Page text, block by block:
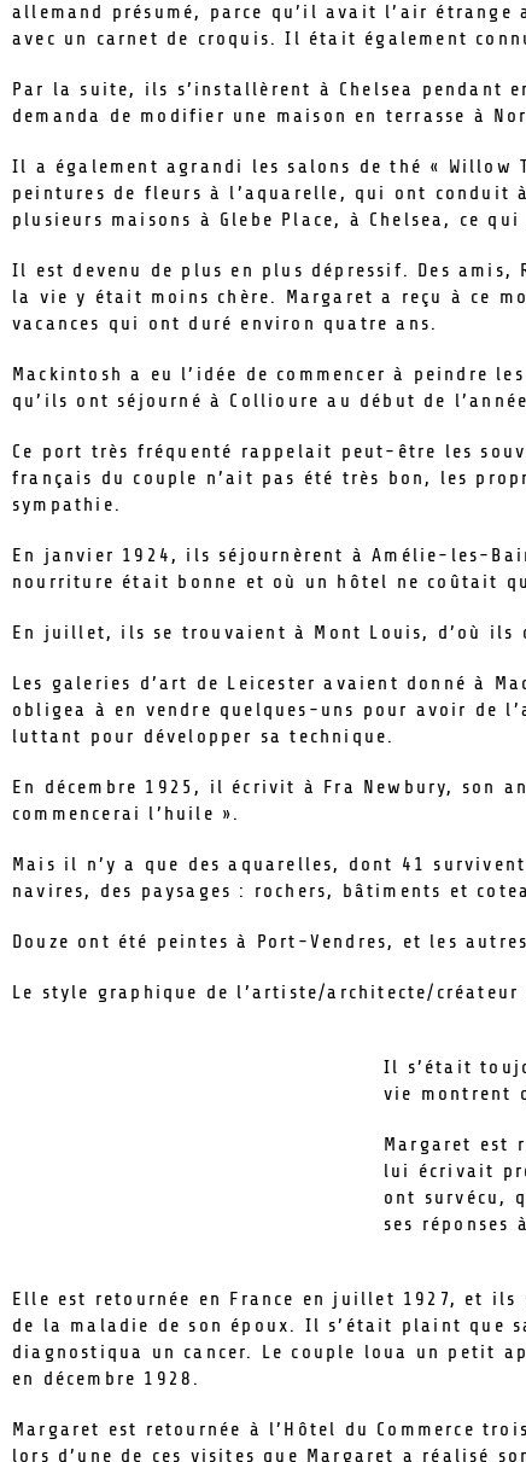
allemand présumé, parce qu’il avait l’air étrange
avec un carnet de croquis. Il était également
Par la suite, ils s’installèrent à Chelsea pendant
demanda de modifier une maison en terrasse à
Il a également agrandi les salons de thé « Willow
peintures de fleurs à l’aquarelle, qui ont conduit
plusieurs maisons à Glebe Place, à Chelsea, ce
Il est devenu de plus en plus dépressif. Des
la vie y était moins chère. Margaret a reçu à ce
vacances qui ont duré environ quatre ans.
Mackintosh a eu l’idée de commencer à peindre
qu’ils ont séjourné à Collioure au début de
Ce port très fréquenté rappelait peut-être les
français du couple n’ait pas été très bon, les
sympathie.
En janvier 1924, ils séjournèrent à Amélie-les-
nourriture était bonne et où un hôtel ne coûtait
En juillet, ils se trouvaient à Mont Louis, d’où ils
Les galeries d’art de Leicester avaient donné à
obligea à en vendre quelques-uns pour avoir de
luttant pour développer sa technique.
En décembre 1925, il écrivit à Fra Newbury, son
commencerai l’huile ».
Mais il n’y a que des aquarelles, dont 41
navires, des paysages : rochers, bâtiments et
Douze ont été peintes à Port-Vendres, et les
Le style graphique de l’artiste/architecte/créateur
Il s’était
vie montrent
Margaret est
lui écrivait
ont survécu,
ses réponses
Elle est retournée en France en juillet 1927, et ils
de la maladie de son époux. Il s’était plaint que
diagnostiqua un cancer. Le couple loua un petit
en décembre 1928.
Margaret est retournée à l’Hôtel du Commerce
lors d’une de ces visites que Margaret a réalisé